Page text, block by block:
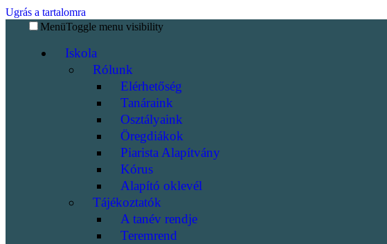
Ugrás a tartalomra
MenüToggle menu visibility
Iskola
Rólunk
Elérhetőség
Tanáraink
Osztályaink
Öregdiákok
Piarista Alapítvány
Kórus
Alapító oklevél
Tájékoztatók
A tanév rendje
Teremrend